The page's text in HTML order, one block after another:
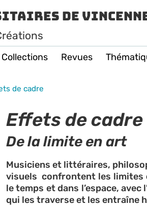
de
Collections Revues
de cadre
Effets de cadre
De la limite en art
Musiciens et littéraires,
visuels confrontent les limites
le temps et dans l’espace, avec
qui les traverse et les entraîne